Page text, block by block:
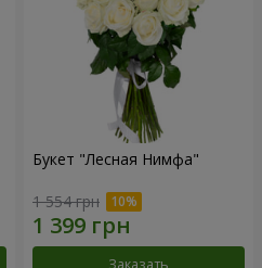
Букет "Лесная Нимфа"
1 554 грн
Заказать